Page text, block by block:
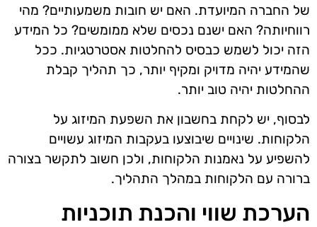
של החברה המיועדת. האם יש חובות משמעותיים? מהי
רווחיותה? האם ישנם נכסים שלא ממומשים? כל המידע
הזה יכול לשמש כבסיס להחלטות אסטרטגיות. ככל
שהמידע יהיה מדויק ומקיף יותר, כך תהליך קבלת
ההחלטות יהיה טוב יותר.
לבסוף, יש לקחת בחשבון את השפעת המיזוג על
הלקוחות. שינויים שיבוצעו בעקבות המיזוג עשויים
להשפיע על נאמנות הלקוחות, ולכן חשוב לתקשר בצורה
ברורה עם הלקוחות במהלך התהליך.
הערכת שווי והכנת תוכניות